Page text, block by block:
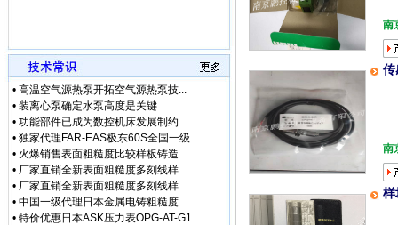
• [网站公告] 增田
• [网站公告]
太平贸
• [网站公告] 小林记录
• [网站公告] 小西
• [网站公告]
• [网站公告]
小金井
• [网站公告] 指月制作
• [网站公告]
新大陆
昭和技
昭和测
• [网站公告] 松下控制
• [网站公告]
• 高温空气源热泵开拓空气源热泵技...
• 装离心泵确定水泵高度是关键
• 功能部件已成为数控机床发展制约...
• 独家代理FAR-EAS极东60S全国一级...
• 火爆销售表面粗糙度比较样板铸造...
• 厂家直销全新表面粗糙度多刻线样...
• 厂家直销全新表面粗糙度多刻线样...
• 中国一级代理日本金属电铸粗糙度...
• 特价优惠日本ASK压力表OPG-AT-G1...
南
传
南
样